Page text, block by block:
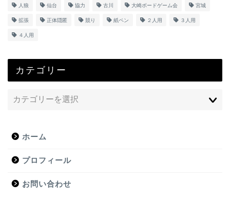
人狼 仙台 協力 古川 大崎ボードゲーム会 宮城
拡張 正体隠匿 競り 紙ペン ２人用 ３人用
４人用
カテゴリー
ホーム
プロフィール
お問い合わせ